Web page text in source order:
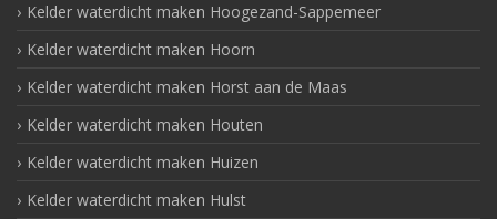
Kelder waterdicht maken Hoogezand-Sappemeer
Kelder waterdicht maken Hoorn
Kelder waterdicht maken Horst aan de Maas
Kelder waterdicht maken Houten
Kelder waterdicht maken Huizen
Kelder waterdicht maken Hulst